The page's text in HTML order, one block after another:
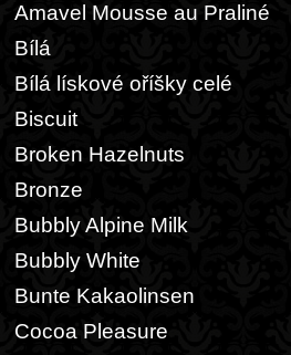
Amavel Mousse au Praliné
Bílá
Bílá lískové oříšky celé
Biscuit
Broken Hazelnuts
Bronze
Bubbly Alpine Milk
Bubbly White
Bunte Kakaolinsen
Cocoa Pleasure